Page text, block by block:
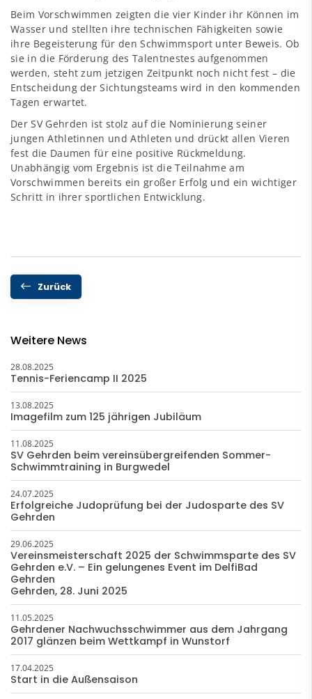
Beim Vorschwimmen zeigten die vier Kinder ihr Können im
Wasser und stellten ihre technischen Fähigkeiten sowie
ihre Begeisterung für den Schwimmsport unter Beweis. Ob
sie in die Förderung des Talentnestes aufgenommen
werden, steht zum jetzigen Zeitpunkt noch nicht fest – die
Entscheidung der Sichtungsteams wird in den kommenden
Tagen erwartet.
Der SV Gehrden ist stolz auf die Nominierung seiner
jungen Athletinnen und Athleten und drückt allen Vieren
fest die Daumen für eine positive Rückmeldung.
Unabhängig vom Ergebnis ist die Teilnahme am
Vorschwimmen bereits ein großer Erfolg und ein wichtiger
Schritt in ihrer sportlichen Entwicklung.
Zurück
Weitere News
28.08.2025
Tennis-Feriencamp II 2025
13.08.2025
Imagefilm zum 125 jährigen Jubiläum
11.08.2025
SV Gehrden beim vereinsübergreifenden Sommer-
Schwimmtraining in Burgwedel
24.07.2025
Erfolgreiche Judoprüfung bei der Judosparte des SV
Gehrden
29.06.2025
Vereinsmeisterschaft 2025 der Schwimmsparte des SV
Gehrden e.V. – Ein gelungenes Event im DelfiBad
Gehrden
Gehrden, 28. Juni 2025
11.05.2025
Gehrdener Nachwuchsschwimmer aus dem Jahrgang
2017 glänzen beim Wettkampf in Wunstorf
17.04.2025
Start in die Außensaison